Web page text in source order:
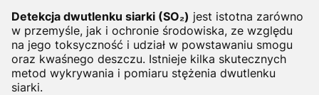
Detekcja dwutlenku siarki (SO₂) jest istotna zarówno
w przemyśle, jak i ochronie środowiska, ze względu
na jego toksyczność i udział w powstawaniu smogu
oraz kwaśnego deszczu. Istnieje kilka skutecznych
metod wykrywania i pomiaru stężenia dwutlenku
siarki.